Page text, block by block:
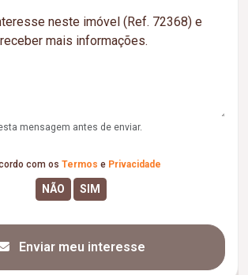
mensagem antes de enviar.
com os Termos e Privacidade
Enviar meu interesse